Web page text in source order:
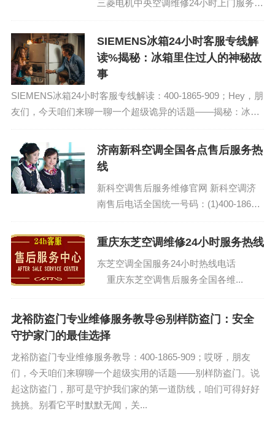
三菱电机中央空调维修24小时上门服务电
SIEMENS冰箱24小时客服专线解
读%揭秘：冰箱里住过人的神秘故
事
SIEMENS冰箱24小时客服专线解读：400-1865-909；Hey，朋
友们，今天咱们来聊一聊一个超级诡异的话题——揭秘：冰箱
事，而是真实发生过...
济南新科空调全国各点售后服务热
线
新科空调售后服务维修官网 新科空调济
南售后电话全国统一号码：(1)400-1865-
重庆东芝空调维修24小时服务热线
东芝空调全国服务24小时热线电话
重庆东芝空调售后服务全国各维...
龙裕防盗门专业维修服务教导㉿别样防盗门：安全
守护家门的最佳选择
龙裕防盗门专业维修服务教导：400-1865-909；哎呀，朋友
们，今天咱们来聊聊一个超级实用的话题——别样防盗门。说
起这防盗门，那可是守护我们家的第一道防线，咱们可得好好
挑挑。别看它平时默默无闻，关...